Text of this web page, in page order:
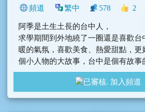
頻道 繁中 578 2
阿季是土生土長的台中人，
求學期間到外地繞了一圈還是喜歡台
暖的氣氛，喜歡美食、熱愛甜點，更
個小人物的大故事，台中是個有故事
巷景點、角落小店都有聽不完的小秘
空裡好多甜甜棉花糖般的夢想！
一起來發掘中台灣更多精彩片段！
加入頻道